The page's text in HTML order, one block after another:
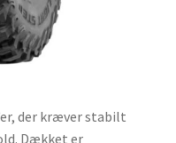
der kræver stabilt
Dækket er